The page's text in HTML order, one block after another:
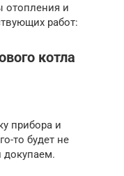
отопления и
работ:
котла
прибора и
то будет не
докупаем.